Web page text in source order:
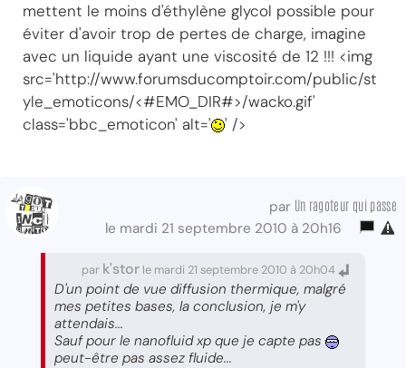
mettent le moins d'éthylène glycol possible pour
éviter d'avoir trop de pertes de charge, imagine
avec un liquide ayant une viscosité de 12 !!! <img
src='http://www.forumsducomptoir.com/public/st
yle_emoticons/<#EMO_DIR#>/wacko.gif'
class='bbc_emoticon' alt='
' />
par Un ragoteur qui passe
le mardi 21 septembre 2010 à 20h16
par k'stor le mardi 21 septembre 2010 à 20h04
D'un point de vue diffusion thermique, malgré
mes petites bases, la conclusion, je m'y
attendais...
Sauf pour le nanofluid xp que je capte pas
peut-être pas assez fluide...